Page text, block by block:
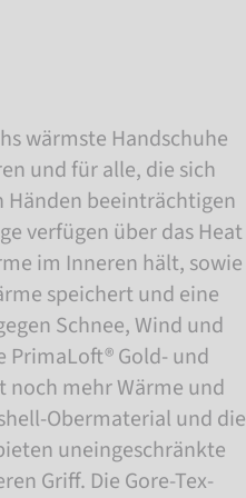
wärmste Handschuhe
und für alle, die sich
beeinträchtigen
verfügen über das Heat
im Inneren hält, sowie
speichert und eine
Schnee, Wind und
Gold- und
noch mehr Wärme und
Obermaterial und die
uneingeschränkte
Griff. Die Gore-Tex-